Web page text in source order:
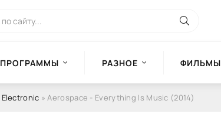
ПРОГРАММЫ РАЗНОЕ ФИЛЬМЫ
Electronic » Aerospace - Everything Is Music (2014)